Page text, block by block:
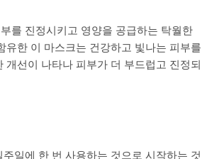
를 진정시키고 영양을 공급하는 탁월한
한 이 마스크는 건강하고 빛나는 피부를
선이 나타나 피부가 더 부드럽고 진정되
일에 한 번 사용하는 것으로 시작하는 것